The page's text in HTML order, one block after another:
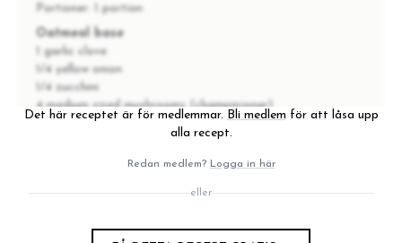
Portioner:
1 portion
Oatmeal base
1 garlic clove
1/4 yellow onion
1/4 zucchini
4 medium sized mushrooms (champinjoner)
1 dl of oats (or 1/2 dl of oats and 1/2 dl of teff
Tamari to taste
Det här receptet är för medlemmar. Bli medlem för att låsa upp
alla recept.
Redan medlem? Logga in här
eller